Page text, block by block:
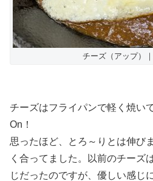
チーズ（アップ）
チーズはフライパンで軽く焼い
On！
思ったほど、とろ～りとは伸び
く合ってました。以前のチーズ
じだったのですが、優しい感じ